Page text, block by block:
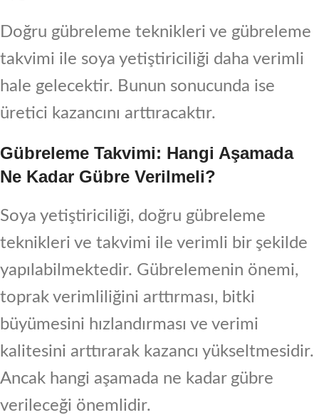
Doğru gübreleme teknikleri ve gübreleme
takvimi ile soya yetiştiriciliği daha verimli
hale gelecektir. Bunun sonucunda ise
üretici kazancını arttıracaktır.
Gübreleme Takvimi: Hangi Aşamada
Ne Kadar Gübre Verilmeli?
Soya yetiştiriciliği, doğru gübreleme
teknikleri ve takvimi ile verimli bir şekilde
yapılabilmektedir. Gübrelemenin önemi,
toprak verimliliğini arttırması, bitki
büyümesini hızlandırması ve verimi
kalitesini arttırarak kazancı yükseltmesidir.
Ancak hangi aşamada ne kadar gübre
verileceği önemlidir.